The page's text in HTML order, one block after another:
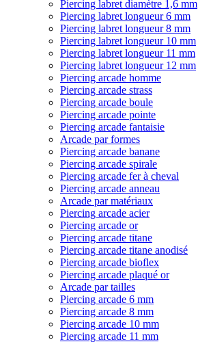
Piercing labret diamètre 1,6 mm
Piercing labret longueur 6 mm
Piercing labret longueur 8 mm
Piercing labret longueur 10 mm
Piercing labret longueur 11 mm
Piercing labret longueur 12 mm
Piercing arcade homme
Piercing arcade strass
Piercing arcade boule
Piercing arcade pointe
Piercing arcade fantaisie
Arcade par formes
Piercing arcade banane
Piercing arcade spirale
Piercing arcade fer à cheval
Piercing arcade anneau
Arcade par matériaux
Piercing arcade acier
Piercing arcade or
Piercing arcade titane
Piercing arcade titane anodisé
Piercing arcade bioflex
Piercing arcade plaqué or
Arcade par tailles
Piercing arcade 6 mm
Piercing arcade 8 mm
Piercing arcade 10 mm
Piercing arcade 11 mm